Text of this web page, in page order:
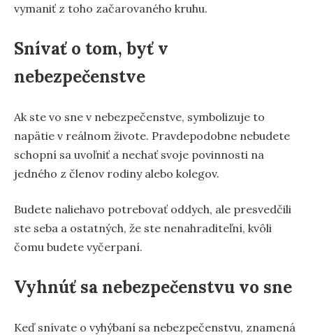
vymaniť z toho začarovaného kruhu.
Snívať o tom, byť v
nebezpečenstve
Ak ste vo sne v nebezpečenstve, symbolizuje to
napätie v reálnom živote. Pravdepodobne nebudete
schopní sa uvoľniť a nechať svoje povinnosti na
jedného z členov rodiny alebo kolegov.
Budete naliehavo potrebovať oddych, ale presvedčili
ste seba a ostatných, že ste nenahraditeľní, kvôli
čomu budete vyčerpaní.
Vyhnúť sa nebezpečenstvu vo sne
Keď snívate o vyhýbaní sa nebezpečenstvu, znamená